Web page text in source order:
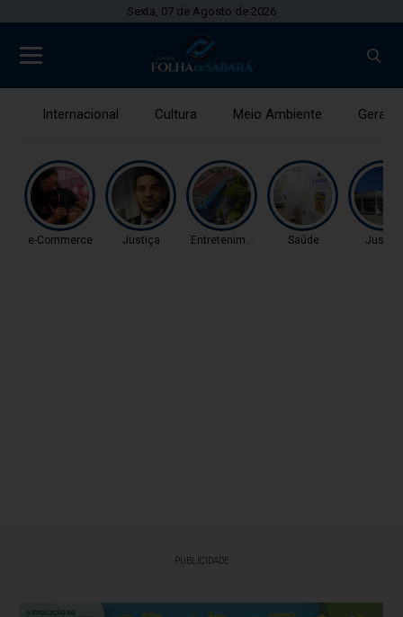
Sexta, 07 de Agosto de 2026
Internacional Cultura Meio Ambiente Gerais
e-Commerce Justiça Entretenimento Saúde Justiça
PUBLICIDADE